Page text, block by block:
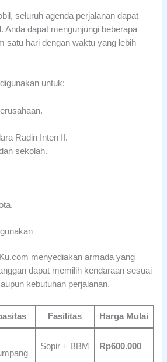
seluruh agenda perjalanan dapat
Anda dapat mengunjungi beberapa
satu hari dengan waktu yang lebih
untuk:
Radin Inten II.
sekolah.
menyediakan armada yang
dapat memilih kendaraan sesuai
kebutuhan perjalanan.
Fasilitas Harga Mulai
Sopir + BBM Rp600.000